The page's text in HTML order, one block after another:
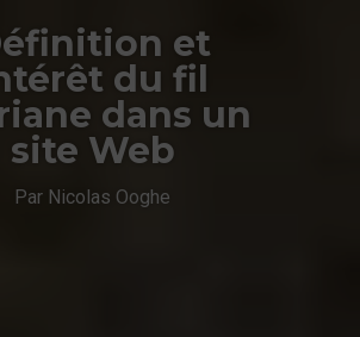
et
du fil
dans un
site Web
Par Nicolas Ooghe